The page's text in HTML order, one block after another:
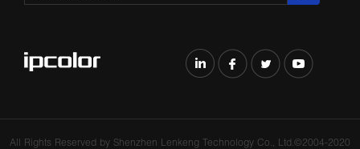
All Rights Reserved by Shenzhen Lenkeng Technology Co., Ltd.©2004-2020